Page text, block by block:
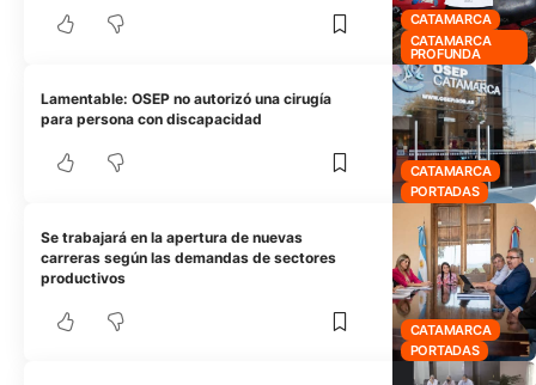
CATAMARCA
CATAMARCA
PROFUNDA
CATAMARCA
PORTADAS
Lamentable: OSEP no autorizó una cirugía
para persona con discapacidad
CATAMARCA
PORTADAS
Se trabajará en la apertura de nuevas
carreras según las demandas de sectores
productivos